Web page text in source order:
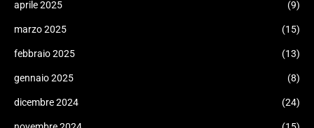
aprile 2025 (9)
marzo 2025 (15)
febbraio 2025 (13)
gennaio 2025 (8)
dicembre 2024 (24)